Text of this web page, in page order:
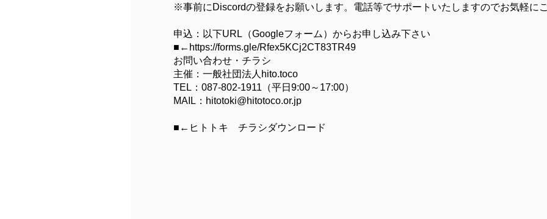
※事前にDiscordの登録をお願いします。電話等でサポートいたしますのでお気軽に
申込：以下URL（Googleフォーム）からお申し込み下さい
■←https://forms.gle/Rfex5KCj2CT83TR49
お問い合わせ・チラシ
主催：一般社団法人hito.toco
TEL：087-802-1911（平日9:00～17:00）
MAIL：hitotoki@hitotoco.or.jp
■←ヒトトキ チラシダウンロード